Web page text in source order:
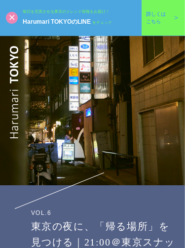
毎日を充実させる東京のトレンド情報をお届け！
Harumari TOKYOのLINE をチェック
詳しくは
こちら
VOL.6
東京の夜に、「帰る場所」を
見つける｜21:00＠東京スナッ